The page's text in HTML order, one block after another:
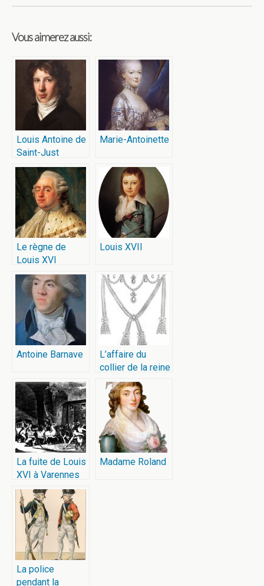
Vous aimerez aussi:
Louis Antoine de
Saint-Just
Marie-Antoinette
Le règne de
Louis XVI
Louis XVII
Antoine Barnave
L’affaire du
collier de la reine
Marie-Antoinette
La fuite de Louis
XVI à Varennes
Madame Roland
La police
pendant la